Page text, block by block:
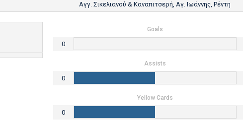
Αγγ. Σικελιανού & Καναπιτσερή, Αγ. Ιωάννης, Ρέντη
Goals
0
Assists
0
Yellow Cards
0